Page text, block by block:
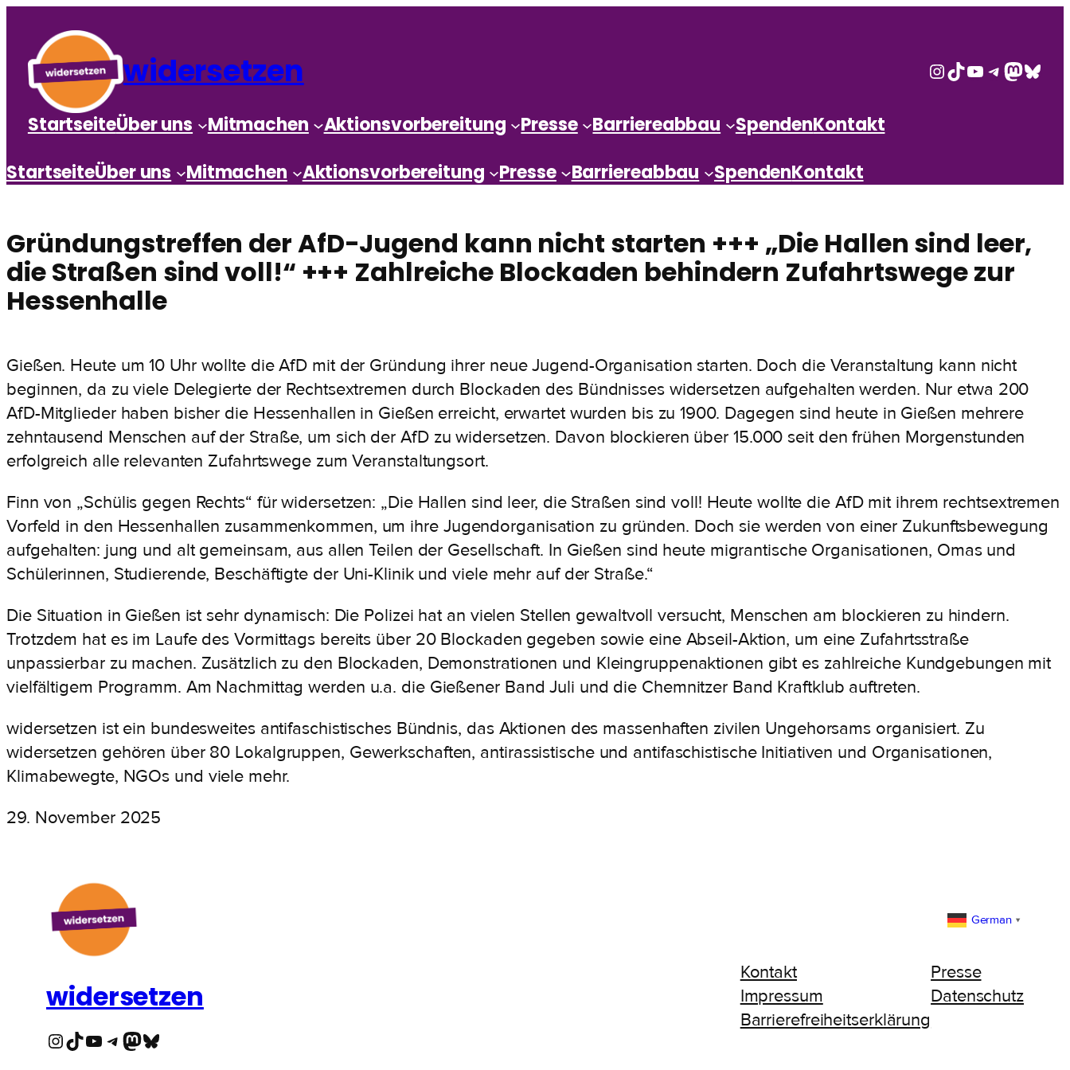
widersetzen Instagram
TikTok
YouTube
Telegram
StartseiteÜber uns Mitmachen Aktionsvorbereitung Presse Barriereabbau SpendenKontakt
StartseiteÜber uns Mitmachen Aktionsvorbereitung Presse Barriereabbau SpendenKontakt
Gründungstreffen der AfD-Jugend kann nicht starten +++ „Die Hallen sind leer,
die Straßen sind voll!“ +++ Zahlreiche Blockaden behindern Zufahrtswege zur
Hessenhalle
Gießen. Heute um 10 Uhr wollte die AfD mit der Gründung ihrer neue Jugend-Organisation starten. Doch die Veranstaltung kann nicht
beginnen, da zu viele Delegierte der Rechtsextremen durch Blockaden des Bündnisses widersetzen aufgehalten werden. Nur etwa 200
AfD-Mitglieder haben bisher die Hessenhallen in Gießen erreicht, erwartet wurden bis zu 1900. Dagegen sind heute in Gießen mehrere
zehntausend Menschen auf der Straße, um sich der AfD zu widersetzen. Davon blockieren über 15.000 seit den frühen Morgenstunden
erfolgreich alle relevanten Zufahrtswege zum Veranstaltungsort.
Finn von „Schülis gegen Rechts“ für widersetzen: „Die Hallen sind leer, die Straßen sind voll! Heute wollte die AfD mit ihrem rechtsextremen
Vorfeld in den Hessenhallen zusammenkommen, um ihre Jugendorganisation zu gründen. Doch sie werden von einer Zukunftsbewegung
aufgehalten: jung und alt gemeinsam, aus allen Teilen der Gesellschaft. In Gießen sind heute migrantische Organisationen, Omas und
Schülerinnen, Studierende, Beschäftigte der Uni-Klinik und viele mehr auf der Straße.“
Die Situation in Gießen ist sehr dynamisch: Die Polizei hat an vielen Stellen gewaltvoll versucht, Menschen am blockieren zu hindern.
Trotzdem hat es im Laufe des Vormittags bereits über 20 Blockaden gegeben sowie eine Abseil-Aktion, um eine Zufahrtsstraße
unpassierbar zu machen. Zusätzlich zu den Blockaden, Demonstrationen und Kleingruppenaktionen gibt es zahlreiche Kundgebungen mit
vielfältigem Programm. Am Nachmittag werden u.a. die Gießener Band Juli und die Chemnitzer Band Kraftklub auftreten.
widersetzen ist ein bundesweites antifaschistisches Bündnis, das Aktionen des massenhaften zivilen Ungehorsams organisiert. Zu
widersetzen gehören über 80 Lokalgruppen, Gewerkschaften, antirassistische und antifaschistische Initiativen und Organisationen,
Klimabewegte, NGOs und viele mehr.
29. November 2025
German ▼
widersetzen
Instagram TikTok YouTube Telegram Mastodon Bluesky
Kontakt
Impressum
Barrierefreiheitserklärung
Presse
Datenschutz